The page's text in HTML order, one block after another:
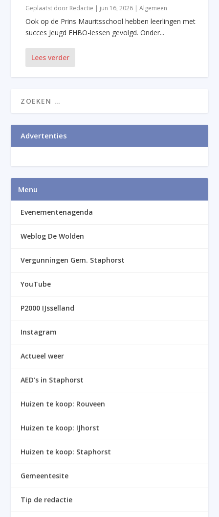
Geplaatst door Redactie | jun 16, 2026 |Algemeen
Ook op de Prins Mauritsschool hebben leerlingen met
succes Jeugd EHBO-lessen gevolgd. Onder...
Lees verder
Advertenties
Menu
Evenementenagenda
Weblog De Wolden
Vergunningen Gem. Staphorst
YouTube
P2000 IJsselland
Instagram
Actueel weer
AED’s in Staphorst
Huizen te koop: Rouveen
Huizen te koop: IJhorst
Huizen te koop: Staphorst
Gemeentesite
Tip de redactie